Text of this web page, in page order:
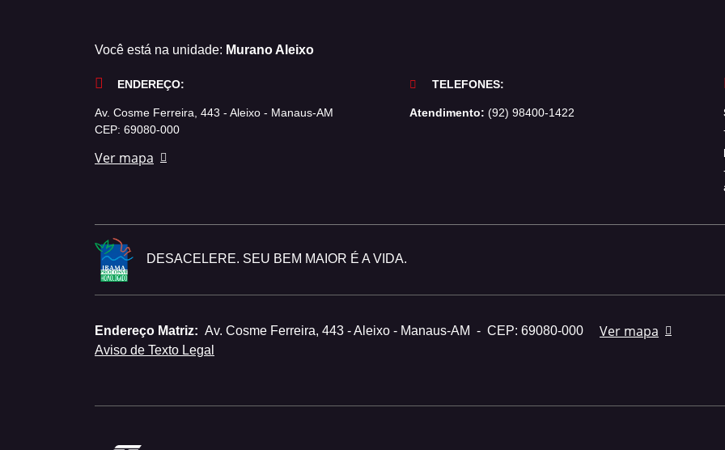
Você está na unidade: Murano Aleixo
ENDEREÇO:
Av. Cosme Ferreira, 443 - Aleixo - Manaus-AM
CEP: 69080-000
Ver mapa
TELEFONES:
Atendimento: (92) 98400-1422
DESACELERE. SEU BEM MAIOR É A VIDA.
Endereço Matriz: Av. Cosme Ferreira, 443 - Aleixo - Manaus-AM - CEP: 69080-000 Ver mapa
Aviso de Texto Legal